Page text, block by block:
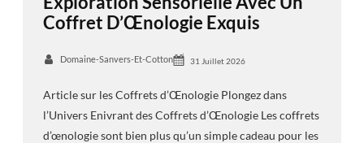
Coffret D’Œnologie Exquis
Domaine-Sanvers-Et-Cotton 31 Juillet 2026
Article sur les Coffrets d’Œnologie Plongez dans
l’Univers Enivrant des Coffrets d’Œnologie Les coffrets
d’œnologie sont bien plus qu’un simple cadeau pour les